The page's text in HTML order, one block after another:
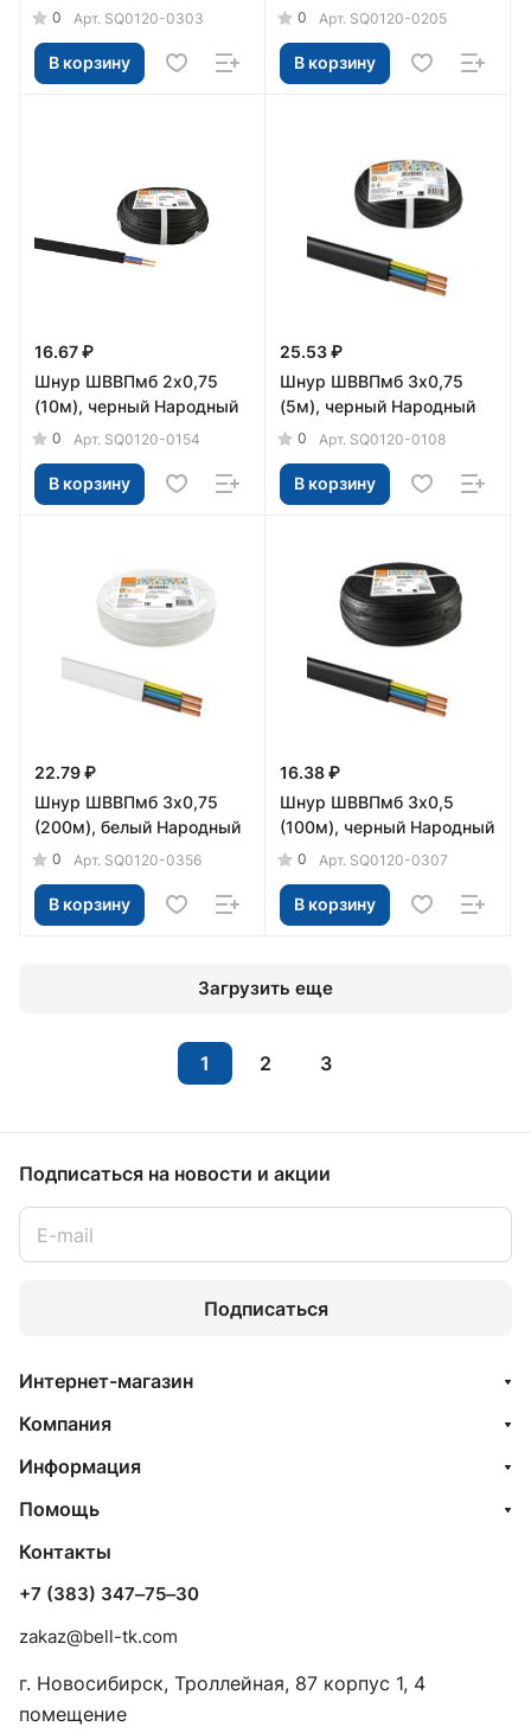
0 Арт. SQ0120-0303
В корзину
0 Арт. SQ0120-0205
В корзину
16.67 ₽
Шнур ШВВПмб 2х0,75
(10м), черный Народный
0 Арт. SQ0120-0154
В корзину
25.53 ₽
Шнур ШВВПмб 3х0,75
(5м), черный Народный
0 Арт. SQ0120-0108
В корзину
22.79 ₽
Шнур ШВВПмб 3х0,75
(200м), белый Народный
0 Арт. SQ0120-0356
В корзину
16.38 ₽
Шнур ШВВПмб 3х0,5
(100м), черный Народный
0 Арт. SQ0120-0307
В корзину
Загрузить еще
1 2 3
Подписаться на новости и акции
Подписаться
Интернет-магазин
Компания
Информация
Помощь
Контакты
+7 (383) 347‒75‒30
zakaz@bell-tk.com
г. Новосибирск, ​Троллейная, 87 корпус 1, 4
помещение